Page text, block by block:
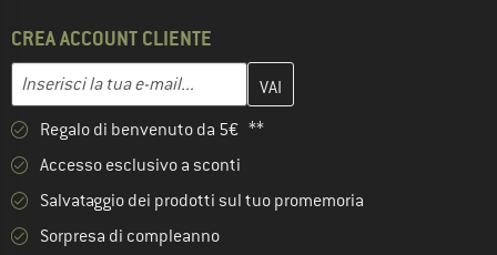
CREA ACCOUNT CLIENTE
Indirizzo e-mail
Inserisci qui il tuo indirizzo e-mail e crea il tuo account cliente
Regalo di benvenuto da 5€ **
Accesso esclusivo a sconti
Salvataggio dei prodotti sul tuo promemoria
Sorpresa di compleanno